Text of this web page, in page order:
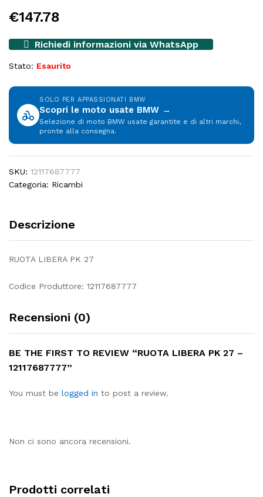
€147.78
Richiedi informazioni via WhatsApp
Stato: Esaurito
SOLO PER APPASSIONATI BMW
Scopri le moto usate BMW →
Selezione di moto BMW usate garantite e di altri marchi,
pronte alla consegna.
SKU: 12117687777
Categoria: Ricambi
Descrizione
RUOTA LIBERA PK 27
Codice Produttore: 12117687777
Recensioni (0)
BE THE FIRST TO REVIEW “RUOTA LIBERA PK 27 –
12117687777”
You must be logged in to post a review.
Non ci sono ancora recensioni.
Prodotti correlati